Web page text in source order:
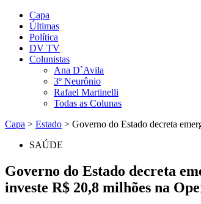
Capa
Últimas
Política
DV TV
Colunistas
Ana D`Avila
3º Neurônio
Rafael Martinelli
Todas as Colunas
Capa > Estado > Governo do Estado decreta
SAÚDE
Governo do Estado decreta
investe R$ 20,8 milhões na